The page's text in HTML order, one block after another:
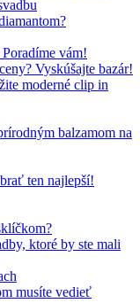
vám!
Vyskúšajte bazár!
moderné clip in
balzamom na
ten najlepší!
ktoré by ste mali
musíte vedieť